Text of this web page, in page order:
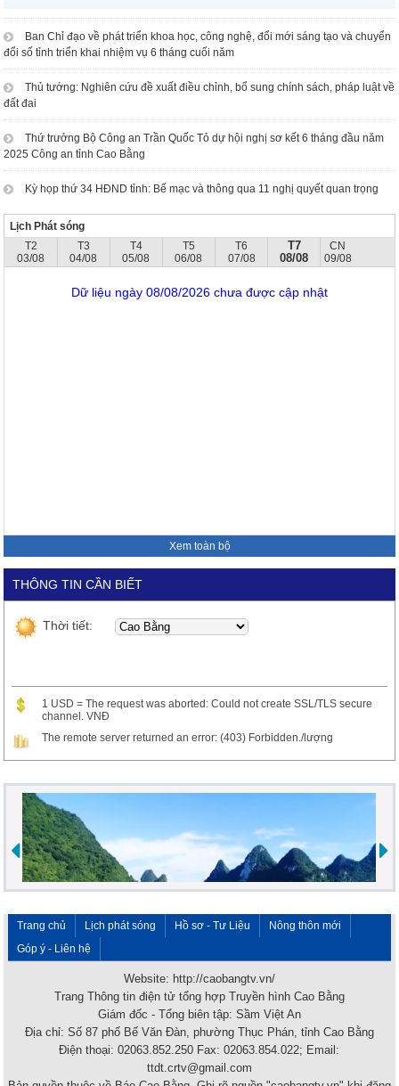
Ban Chỉ đạo về phát triển khoa học, công nghệ, đổi mới sáng tạo và chuyển
đổi số tỉnh triển khai nhiệm vụ 6 tháng cuối năm
Thủ tướng: Nghiên cứu đề xuất điều chỉnh, bổ sung chính sách, pháp luật về
đất đai
Thứ trưởng Bộ Công an Trần Quốc Tỏ dự hội nghị sơ kết 6 tháng đầu năm
2025 Công an tỉnh Cao Bằng
Kỳ họp thứ 34 HĐND tỉnh: Bế mạc và thông qua 11 nghị quyết quan trọng
Lịch Phát sóng
T2
03/08
T3
04/08
T4
05/08
T5
06/08
T6
07/08
T7
08/08
CN
09/08
Dữ liệu ngày 08/08/2026 chưa được cập nhật
Xem toàn bộ
THÔNG TIN CẦN BIẾT
Thời tiết:
1 USD = The request was aborted: Could not create SSL/TLS secure
channel. VNĐ
The remote server returned an error: (403) Forbidden./lượng
Trang chủ Lịch phát sóng Hồ sơ - Tư Liệu
Nông thôn mới
Góp ý - Liên hệ
Website: http://caobangtv.vn/
Trang Thông tin điện tử tổng hợp Truyền hình Cao Bằng
Giám đốc - Tổng biên tập: Sầm Việt An
Địa chỉ: Số 87 phố Bế Văn Đàn, phường Thục Phán, tỉnh Cao Bằng
Điện thoại: 02063.852.250 Fax: 02063.854.022; Email:
ttdt.crtv@gmail.com